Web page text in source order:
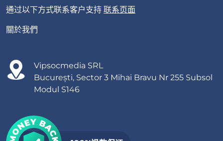
通过以下方式联系客户支持 联系页面
關於我們
Vipsocmedia SRL
București, Sector 3 Mihai Bravu Nr 255 Subsol
Modul S146